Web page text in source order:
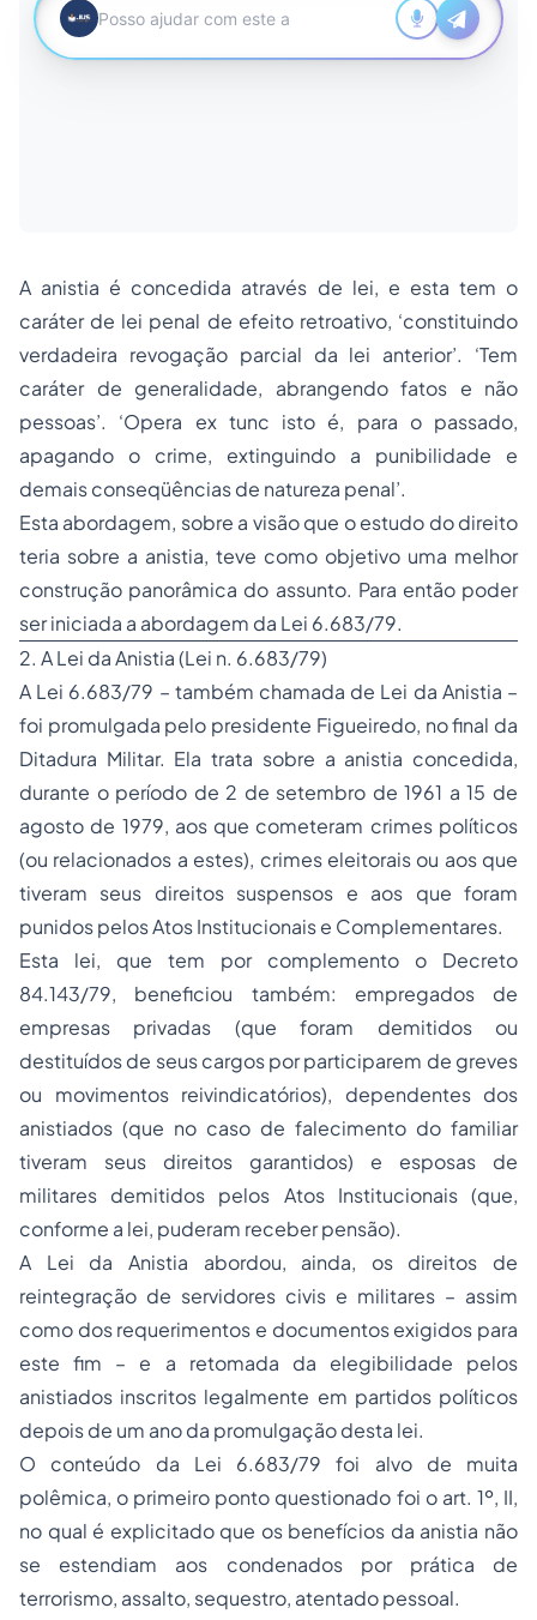
A anistia é concedida através de lei, e esta tem o
caráter de lei penal de efeito retroativo, ‘constituindo
verdadeira revogação parcial da lei anterior’. ‘Tem
caráter de generalidade, abrangendo fatos e não
pessoas’. ‘Opera ex tunc isto é, para o passado,
apagando o crime, extinguindo a punibilidade e
demais conseqüências de natureza penal’.
Esta abordagem, sobre a visão que o estudo do direito
teria sobre a anistia, teve como objetivo uma melhor
construção panorâmica do assunto. Para então poder
ser iniciada a abordagem da Lei 6.683/79.
2. A Lei da Anistia (Lei n. 6.683/79)
A Lei 6.683/79 – também chamada de Lei da Anistia –
foi promulgada pelo presidente Figueiredo, no final da
Ditadura Militar. Ela trata sobre a anistia concedida,
durante o período de 2 de setembro de 1961 a 15 de
agosto de 1979, aos que cometeram crimes políticos
(ou relacionados a estes), crimes eleitorais ou aos que
tiveram seus direitos suspensos e aos que foram
punidos pelos Atos Institucionais e Complementares.
Esta lei, que tem por complemento o Decreto
84.143/79, beneficiou também: empregados de
empresas privadas (que foram demitidos ou
destituídos de seus cargos por participarem de greves
ou movimentos reivindicatórios), dependentes dos
anistiados (que no caso de falecimento do familiar
tiveram seus direitos garantidos) e esposas de
militares demitidos pelos Atos Institucionais (que,
conforme a lei, puderam receber pensão).
A Lei da Anistia abordou, ainda, os direitos de
reintegração de servidores civis e militares – assim
como dos requerimentos e documentos exigidos para
este fim – e a retomada da elegibilidade pelos
anistiados inscritos legalmente em partidos políticos
depois de um ano da promulgação desta lei.
O conteúdo da Lei 6.683/79 foi alvo de muita
polêmica, o primeiro ponto questionado foi o art. 1º, II,
no qual é explicitado que os benefícios da anistia não
se estendiam aos condenados por prática de
terrorismo, assalto, sequestro, atentado pessoal.